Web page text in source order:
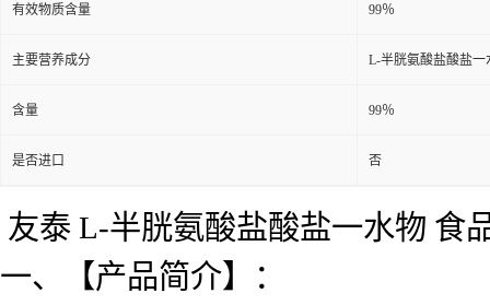
有效物质含量 99％
主要营养成分 L-半胱氨酸盐酸盐一
含量 99％
是否进口 否
友泰 L-半胱氨酸盐酸盐一水物 食
一、【产品简介】：